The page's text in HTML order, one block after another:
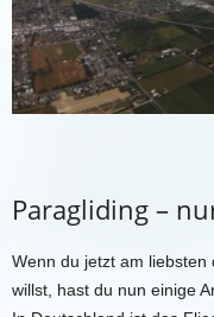
Paragliding –
Wenn du jetzt am
willst, hast du nun einige